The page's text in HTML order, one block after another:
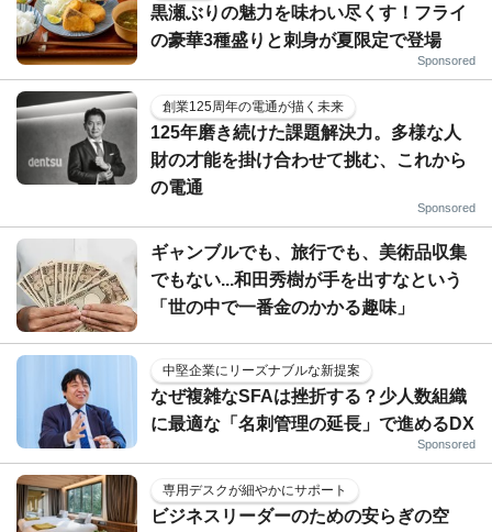
黒瀬ぶりの魅力を味わい尽くす！フライ
の豪華3種盛りと刺身が夏限定で登場
Sponsored
創業125周年の電通が描く未来
125年磨き続けた課題解決力。多様な人
財の才能を掛け合わせて挑む、これから
の電通
Sponsored
ギャンブルでも、旅行でも、美術品収集
でもない...和田秀樹が手を出すなという
「世の中で一番金のかかる趣味」
中堅企業にリーズナブルな新提案
なぜ複雑なSFAは挫折する？少人数組織
に最適な「名刺管理の延長」で進めるDX
Sponsored
専用デスクが細やかにサポート
ビジネスリーダーのための安らぎの空